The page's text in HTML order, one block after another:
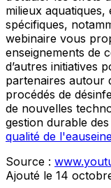
milieux aquatiques,
spécifiques,
webinaire vous
enseignements de
d’autres initiatives
partenaires autour
procédés de
de nouvelles
gestion durable
qualité de l'eau
Source :
Ajouté le 14